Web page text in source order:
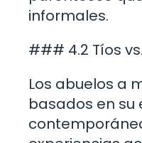
informales.
### 4.2 Tíos
Los abuelos a
basados en su